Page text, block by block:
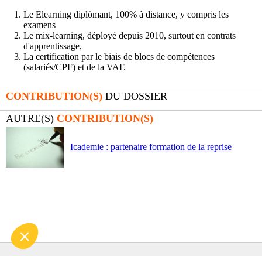
là pour vous garantir une
par
Le Elearning diplômant, 100% à distance, y compris les
examens
Le mix-learning, déployé depuis 2010, surtout en contrats
d'apprentissage,
La certification par le biais de blocs de compétences
(salariés/CPF) et de la VAE
CONTRIBUTION(S) DU DOSSIER
AUTRE(S) CONTRIBUTION(S)
Icademie : partenaire formation de la reprise